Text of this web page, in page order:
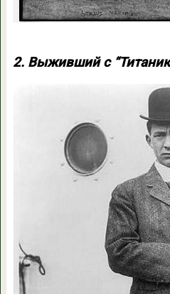
2. Выживший с